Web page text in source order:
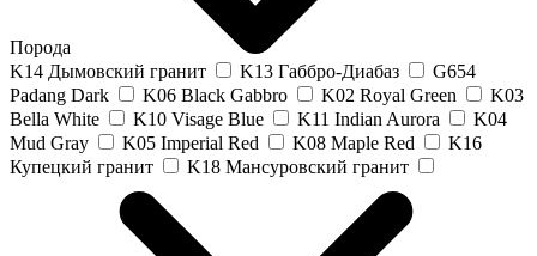
Порода
K14 Дымовский гранит
K13 Габбро-Диабаз
G654
Padang Dark
K06 Black Gabbro K02 Royal Green
K03
Bella White
K10 Visage Blue K11 Indian Aurora
K04
Mud Gray
K05 Imperial Red K08 Maple Red
K16
Купецкий гранит
K18 Мансуровский гранит